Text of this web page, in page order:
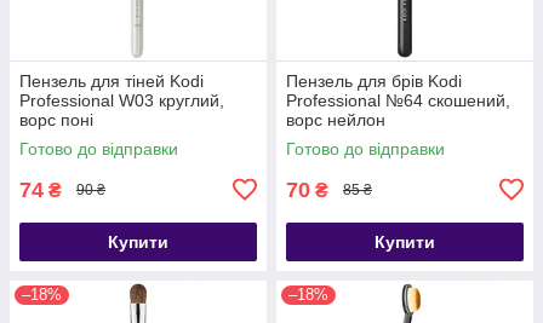
Пензель для тіней Kodi
Professional W03 круглий,
ворс поні
Готово до відправки
74 ₴ 90 ₴
Купити
Пензель для брів Kodi
Professional №64 скошений,
ворс нейлон
Готово до відправки
70 ₴ 85 ₴
Купити
–18% –18%